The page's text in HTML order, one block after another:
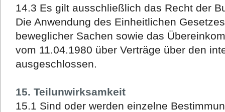
14.3 Es gilt ausschließlich das Recht der
Die Anwendung des Einheitlichen
beweglicher Sachen sowie das
vom 11.04.1980 über Verträge über den
ausgeschlossen.
15. Teilunwirksamkeit
15.1 Sind oder werden einzelne